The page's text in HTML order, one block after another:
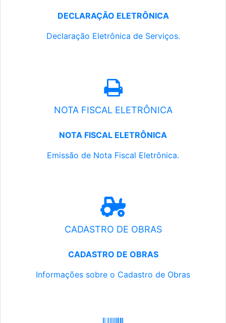
DECLARAÇÃO ELETRÔNICA
Declaração Eletrônica de Serviços.
NOTA FISCAL ELETRÔNICA
NOTA FISCAL ELETRÔNICA
Emissão de Nota Fiscal Eletrônica.
CADASTRO DE OBRAS
CADASTRO DE OBRAS
Informações sobre o Cadastro de Obras